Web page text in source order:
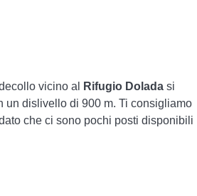
vicino al Rifugio Doladasi
un dislivello di 900 m. Ti consigliamo
che ci sono pochi posti disponibili